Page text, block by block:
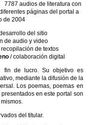
audios de literatura con
páginas del portal a
de 2004
del sitio
de audio y video
de textos
/ colaboración digital
fin de lucro. Su objetivo es
mediante la difusión de la
Los poemas, poemas en
en este portal son
del titular.